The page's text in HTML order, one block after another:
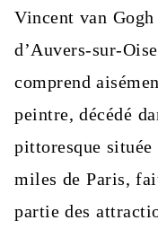
Vincent van
d’Auvers-sur-
comprend
peintre, décédé
pittoresque située
miles de Paris,
partie des